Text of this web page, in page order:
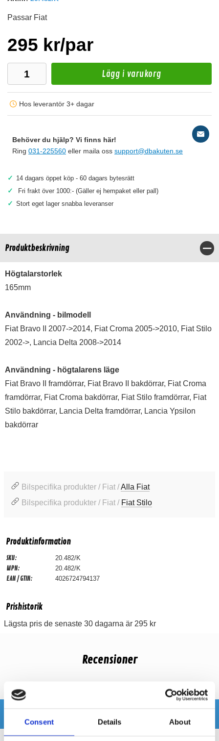
Consent Details About
Passar Fiat
295 kr/par
Lägg i varukorg
Hos leverantör 3+ dagar
Behöver du hjälp? Vi finns här!
Ring 031-225560 eller maila oss support@dbakuten.se
✓ 14 dagars öppet köp - 60 dagars bytesrätt
✓ Fri frakt över 1000:- (Gäller ej hempaket eller pall)
✓ Stort eget lager snabba leveranser
Produktbeskrivning
Högtalarstorlek
165mm
Användning - bilmodell
Fiat Bravo II 2007->2014, Fiat Croma 2005->2010, Fiat Stilo
2002->, Lancia Delta 2008->2014
Användning - högtalarens läge
Fiat Bravo II framdörrar, Fiat Bravo II bakdörrar, Fiat Croma
framdörrar, Fiat Croma bakdörrar, Fiat Stilo framdörrar, Fiat
Stilo bakdörrar, Lancia Delta framdörrar, Lancia Ypsilon
bakdörrar
Bilspecifika produkter / Fiat /Alla Fiat
Bilspecifika produkter / Fiat / Fiat Stilo
Produktinformation
SKU: 20.482/K
MPN: 20.482/K
EAN / GTIN: 4026724794137
Prishistorik
Lägsta pris de senaste 30 dagarna är 295 kr
Recensioner